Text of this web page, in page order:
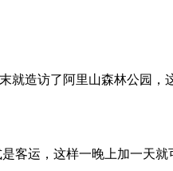
造访了阿里山森林公园，
客运，这样一晚上加一天